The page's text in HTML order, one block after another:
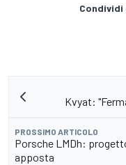
Kvyat:
PROSSIMO ARTICOLO
Porsche LMDh:
apposta